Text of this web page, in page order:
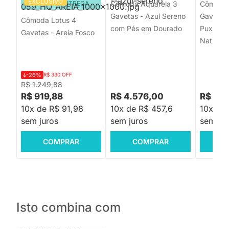
PRONTA ENTREGA
Cômoda Lotus 4
Gavetas - Areia Fosco
R$ 1.249,88
-26% R$ 330 OFF
R$ 919,88
10x de R$ 91,98
sem juros
COMPRAR
Cômoda Aquarela 3
Gavetas - Azul Sereno
com Pés em Dourado
R$ 4.576,00
10x de R$ 457,6
sem juros
COMPRAR
Natural
R$
10x de
sem
Isto combina com